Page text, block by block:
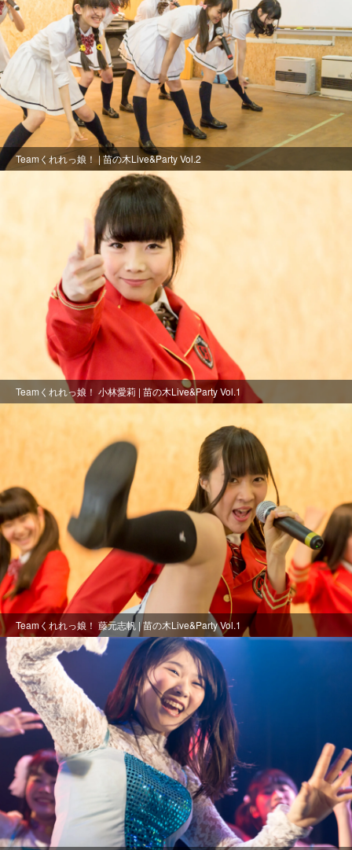
Teamくれれっ娘！ | 苗の木Live&Party Vol.2
Teamくれれっ娘！ 小林愛莉 | 苗の木Live&Party Vol.1
Teamくれれっ娘！ 藤元志帆 | 苗の木Live&Party Vol.1